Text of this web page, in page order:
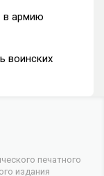
в армию
воинских
печатного
издания